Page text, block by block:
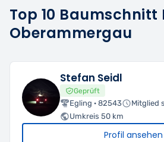
Top 10 Baumschnitt
Oberammergau
Stefan Seidl
Geprüft
Egling · 82543
Mitglied
Umkreis 50 km
Profil ansehen